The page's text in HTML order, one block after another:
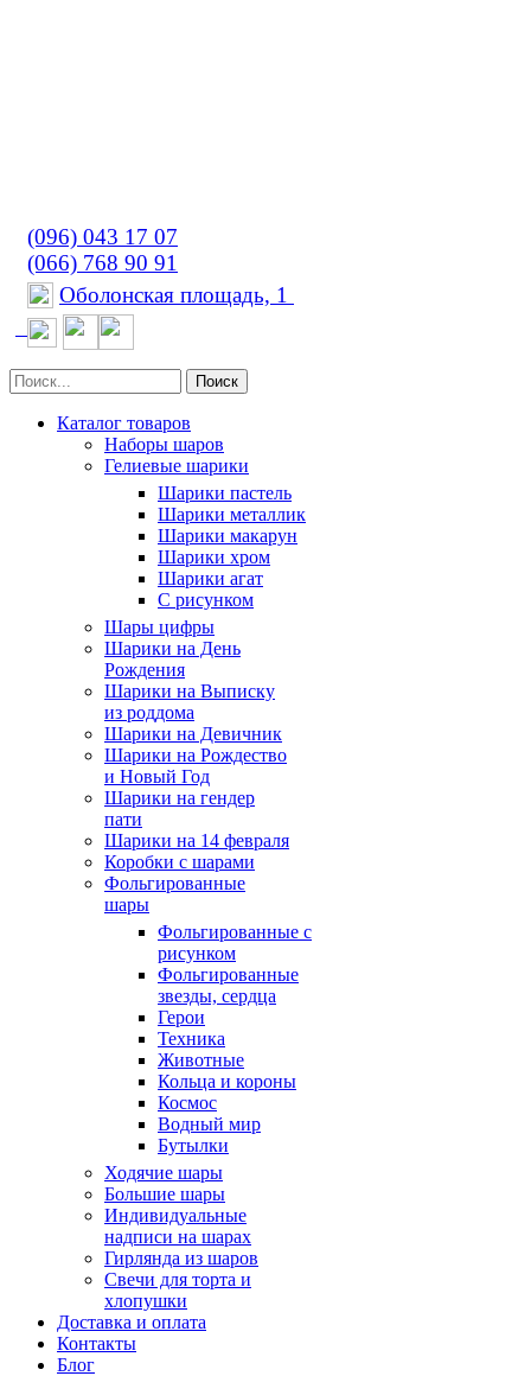
(096) 043 17 07
(066) 768 90 91
Оболонская площадь, 1
Поиск
Каталог товаров
Наборы шаров
Гелиевые шарики
Шарики пастель
Шарики металлик
Шарики макарун
Шарики хром
Шарики агат
С рисунком
Шары цифры
Шарики на День
Рождения
Шарики на Выписку
из роддома
Шарики на Девичник
Шарики на Рождество
и Новый Год
Шарики на гендер
пати
Шарики на 14 февраля
Коробки с шарами
Фольгированные
шары
Фольгированные с
рисунком
Фольгированные
звезды, сердца
Герои
Техника
Животные
Кольца и короны
Космос
Водный мир
Бутылки
Ходячие шары
Большие шары
Индивидуальные
надписи на шарах
Гирлянда из шаров
Свечи для торта и
хлопушки
Доставка и оплата
Контакты
Блог